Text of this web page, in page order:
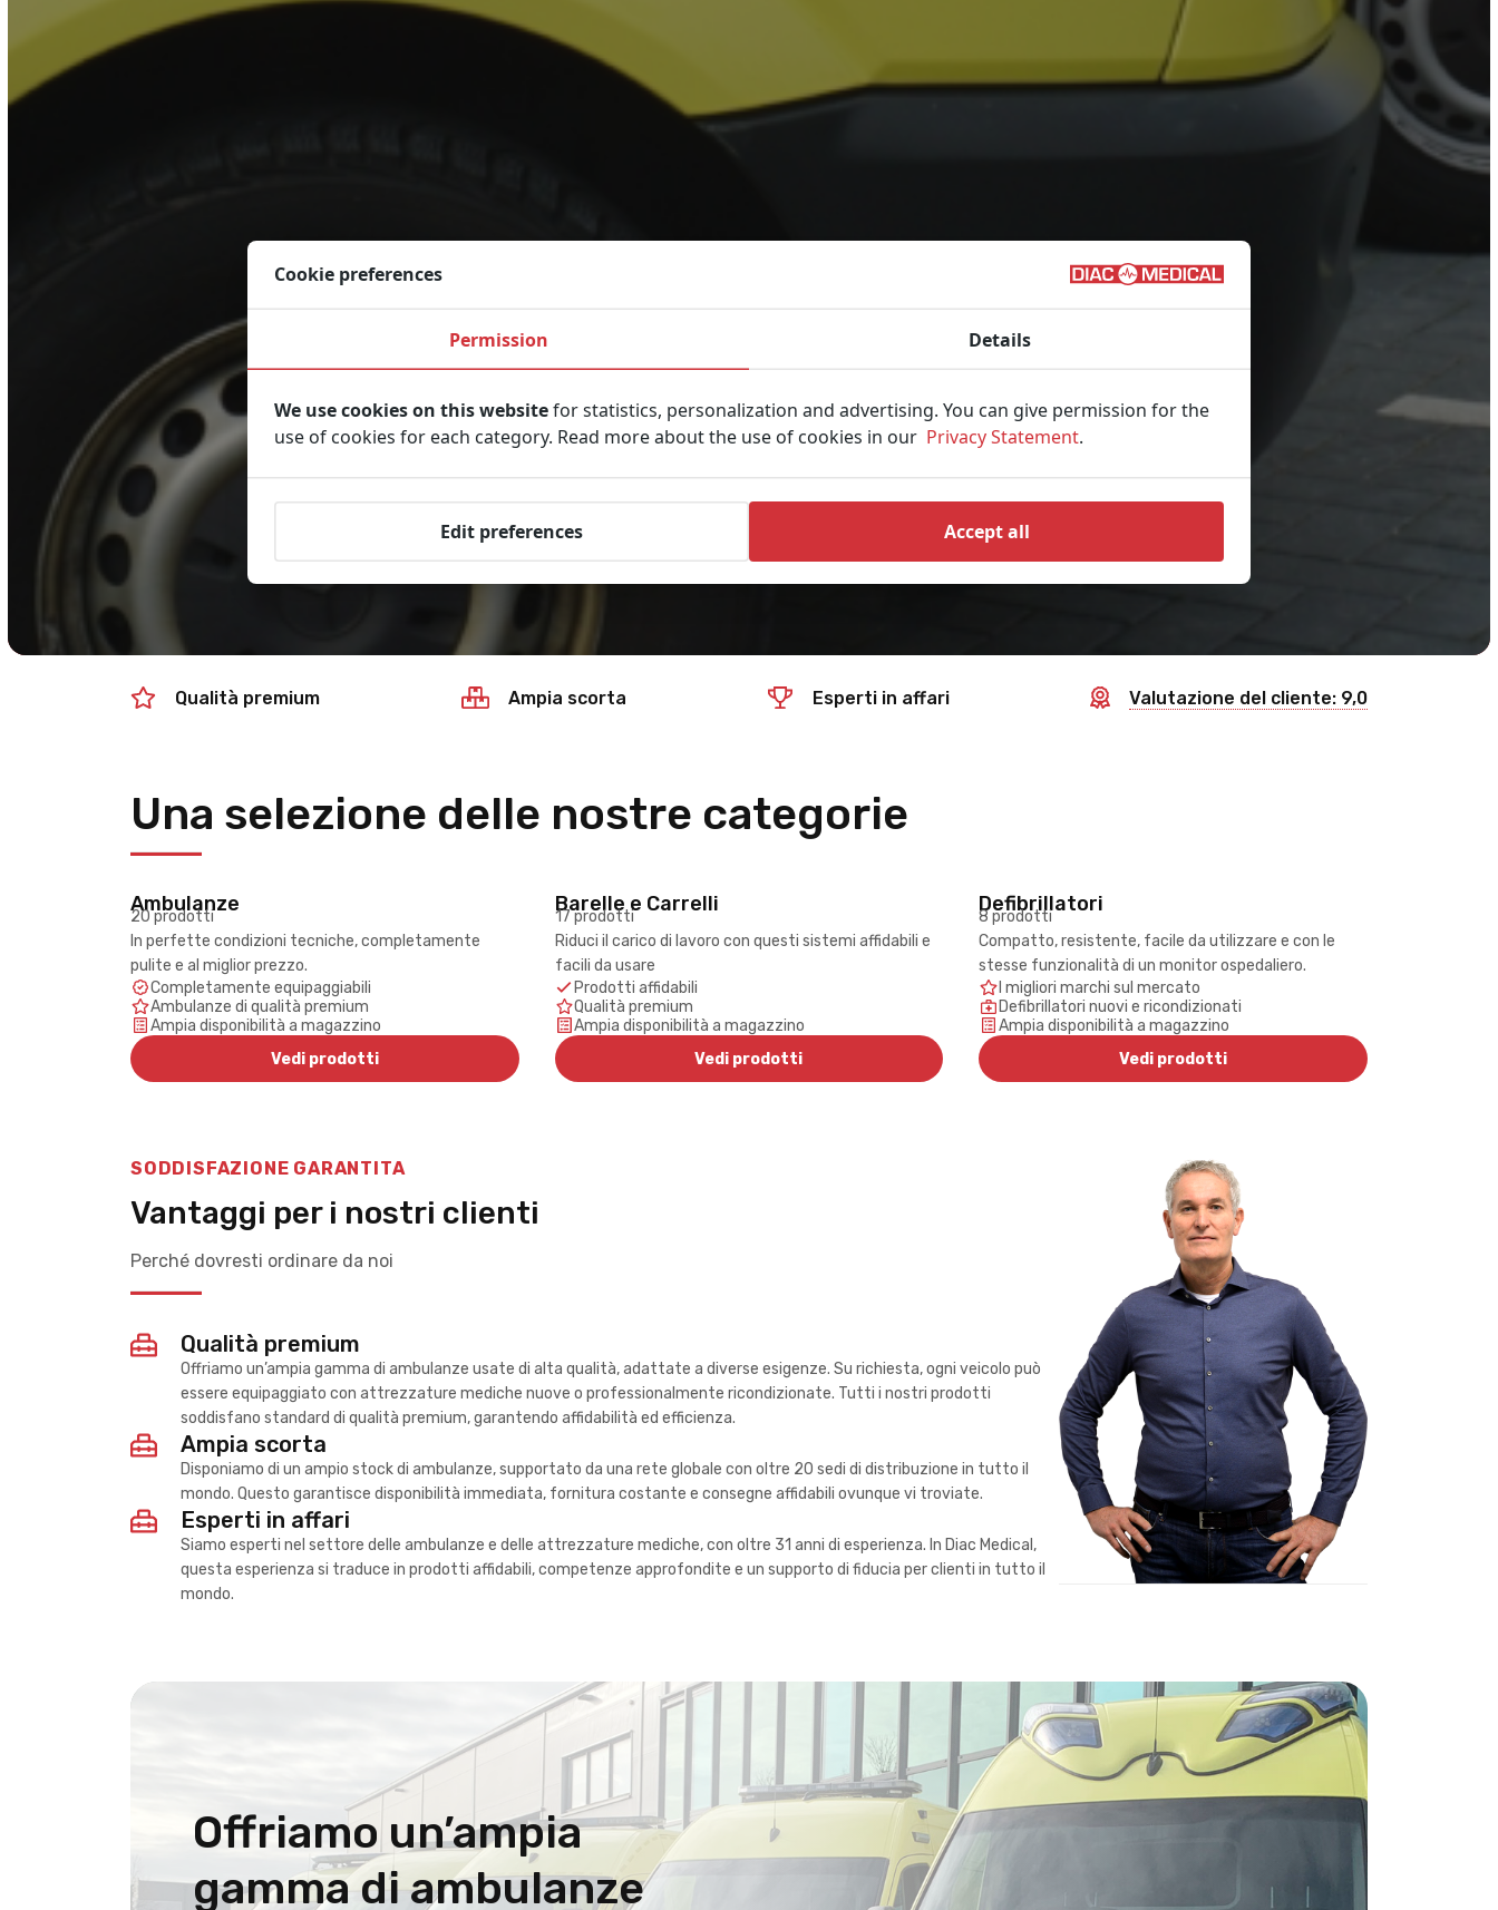
Qualità premium Ampia scorta Esperti in affari Valutazione del cliente: 9,0
Una selezione delle nostre categorie
Ambulanze
20 prodotti
In perfette condizioni tecniche, completamente
pulite e al miglior prezzo.
Completamente equipaggiabili
Ambulanze di qualità premium
Ampia disponibilità a magazzino
Vedi prodotti
Barelle e Carrelli
17 prodotti
Riduci il carico di lavoro con questi sistemi affidabili e
facili da usare
Prodotti affidabili
Qualità premium
Ampia disponibilità a magazzino
Vedi prodotti
Defibrillatori
8 prodotti
Compatto, resistente, facile da utilizzare e con le
stesse funzionalità di un monitor ospedaliero.
I migliori marchi sul mercato
Defibrillatori nuovi e ricondizionati
Ampia disponibilità a magazzino
Vedi prodotti
SODDISFAZIONE GARANTITA
Vantaggi per i nostri clienti
Perché dovresti ordinare da noi
Qualità premium
Offriamo un’ampia gamma di ambulanze usate di alta qualità, adattate a diverse esigenze. Su richiesta, ogni veicolo può
essere equipaggiato con attrezzature mediche nuove o professionalmente ricondizionate. Tutti i nostri prodotti
soddisfano standard di qualità premium, garantendo affidabilità ed efficienza.
Ampia scorta
Disponiamo di un ampio stock di ambulanze, supportato da una rete globale con oltre 20 sedi di distribuzione in tutto il
mondo. Questo garantisce disponibilità immediata, fornitura costante e consegne affidabili ovunque vi troviate.
Esperti in affari
Siamo esperti nel settore delle ambulanze e delle attrezzature mediche, con oltre 31 anni di esperienza. In Diac Medical,
questa esperienza si traduce in prodotti affidabili, competenze approfondite e un supporto di fiducia per clienti in tutto il
mondo.
Offriamo un’ampia
gamma di ambulanze
Cookie preferences
Permission Details
We use cookies on this websitefor statistics, personalization and advertising. You can give permission for the
use of cookies for each category. Read more about the use of cookies in our Privacy Statement.
Edit preferences Accept all